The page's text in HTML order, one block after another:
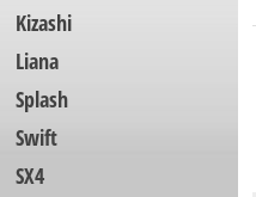
Kizashi
Liana
Splash
Swift
SX4